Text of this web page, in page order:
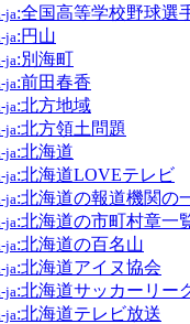
ja:全国高等学校野球選
ja:円山
ja:別海町
ja:前田春香
ja:北方地域
ja:北方領土問題
ja:北海道
ja:北海道LOVEテレビ
ja:北海道の報道機関の
ja:北海道の市町村章一
ja:北海道の百名山
ja:北海道アイヌ協会
ja:北海道サッカーリー
ja:北海道テレビ放送